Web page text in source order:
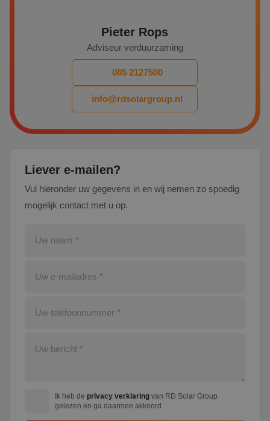
Pieter Rops
Adviseur verduurzaming
085 2127500
info@rdsolargroup.nl
Liever e-mailen?
Vul hieronder uw gegevens in en wij nemen zo spoedig
mogelijk contact met u op.
Ik heb de privacy verklaring van RD Solar Group
gelezen en ga daarmee akkoord